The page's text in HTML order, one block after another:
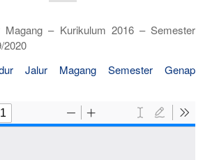
Magang – Kurikulum 2016 – Semester
2020
Jalur Magang Semester Genap